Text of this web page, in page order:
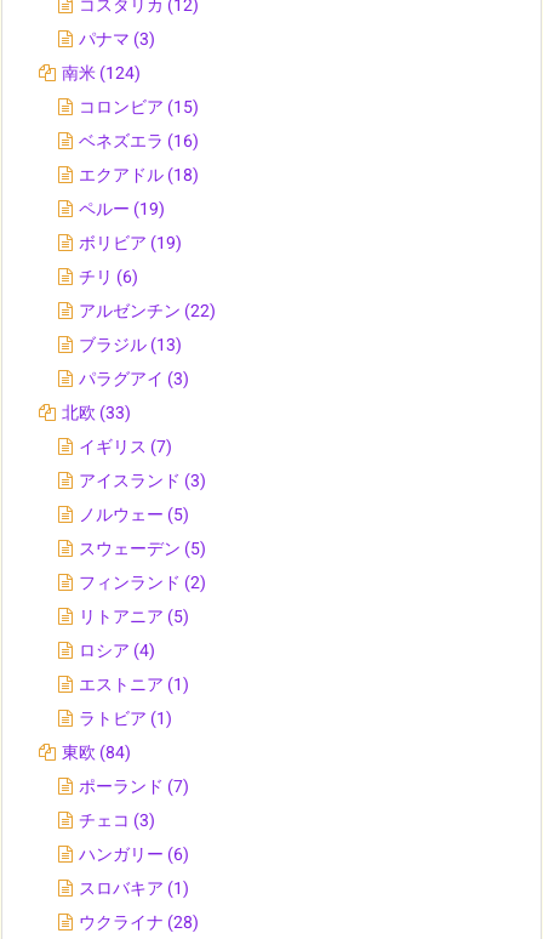
コスタリカ (12)
パナマ (3)
南米 (124)
コロンビア (15)
ベネズエラ (16)
エクアドル (18)
ペルー (19)
ボリビア (19)
チリ (6)
アルゼンチン (22)
ブラジル (13)
パラグアイ (3)
北欧 (33)
イギリス (7)
アイスランド (3)
ノルウェー (5)
スウェーデン (5)
フィンランド (2)
リトアニア (5)
ロシア (4)
エストニア (1)
ラトビア (1)
東欧 (84)
ポーランド (7)
チェコ (3)
ハンガリー (6)
スロバキア (1)
ウクライナ (28)